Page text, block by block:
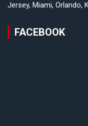
Jersey, Miami, Orlando,
FACEBOOK